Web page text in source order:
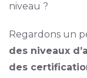
niveau ?
Regardons un
des niveaux
des